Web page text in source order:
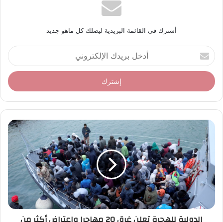
أشترك في القائمة البريدية ليصلك كل ماهو جديد
أ
د
خ
ل
ر
د
إ
ل
ك
ر